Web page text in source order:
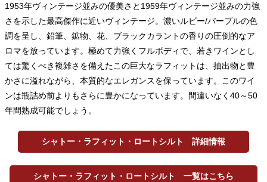
1953年ヴィンテージ並みの優美さと1959年ヴィンテージ並みの力強
さを示した最高傑作に近いヴィンテージ。濃いルビー/パープルの色
調を呈し、鉛筆、鉱物、花、ブラックカラントの香りの圧倒的なア
ロマを放っています。極めて力強くフルボディで、若きワインとし
ては驚くべき複雑さを備えたこの巨大なラフィットは、抽出物と豊
かさに溢れながら、本質的なエレガンスを保っています。このワイ
ンは瓶詰め前よりもさらに豊かになっています。間違いなく40～50
年間熟成可能でしょう。
シャトー・ラフィット・ロートシルト 詳細情報
シャトー・ラフィット・ロートシルト 一覧はこちら